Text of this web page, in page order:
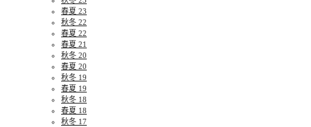
春夏 23
秋冬 22
春夏 22
春夏 21
秋冬 20
春夏 20
秋冬 19
春夏 19
秋冬 18
春夏 18
秋冬 17